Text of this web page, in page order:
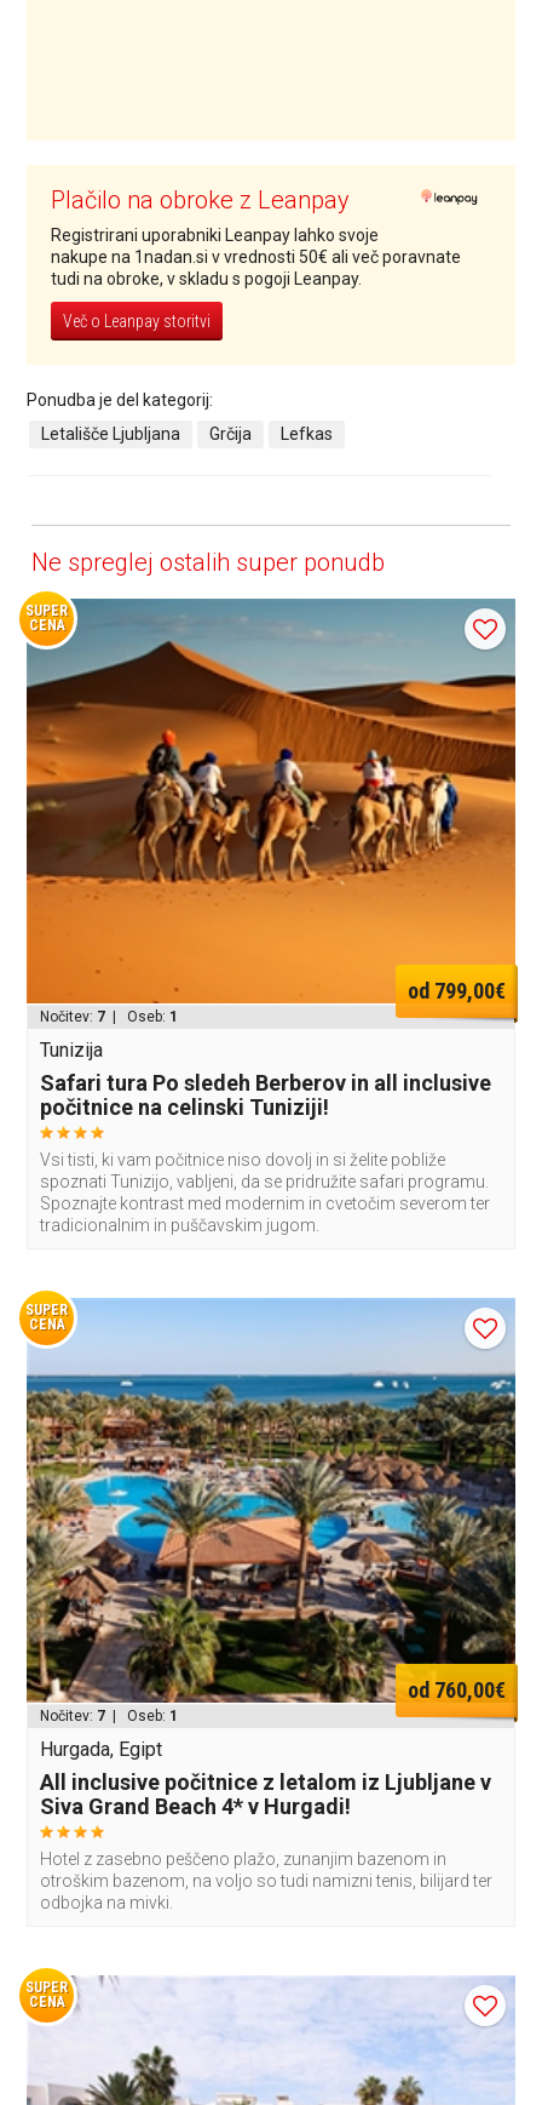
Plačilo na obroke z Leanpay
Registrirani uporabniki Leanpay lahko svoje
nakupe na 1nadan.si v vrednosti 50€ ali več poravnate
tudi na obroke, v skladu s pogoji Leanpay.
Več o Leanpay storitvi
Ponudba je del kategorij:
Letališče Ljubljana
Grčija Lefkas
Ne spreglej ostalih super ponudb
SUPER
CENA
od 799,00€
Nočitev: 7 | Oseb: 1
Tunizija
Safari tura Po sledeh Berberov in all inclusive
počitnice na celinski Tuniziji!
Vsi tisti, ki vam počitnice niso dovolj in si želite pobliže
spoznati Tunizijo, vabljeni, da se pridružite safari programu.
Spoznajte kontrast med modernim in cvetočim severom ter
tradicionalnim in puščavskim jugom.
SUPER
CENA
od 760,00€
Nočitev: 7 | Oseb: 1
Hurgada, Egipt
All inclusive počitnice z letalom iz Ljubljane v
Siva Grand Beach 4* v Hurgadi!
Hotel z zasebno peščeno plažo, zunanjim bazenom in
otroškim bazenom, na voljo so tudi namizni tenis, bilijard ter
odbojka na mivki.
SUPER
CENA